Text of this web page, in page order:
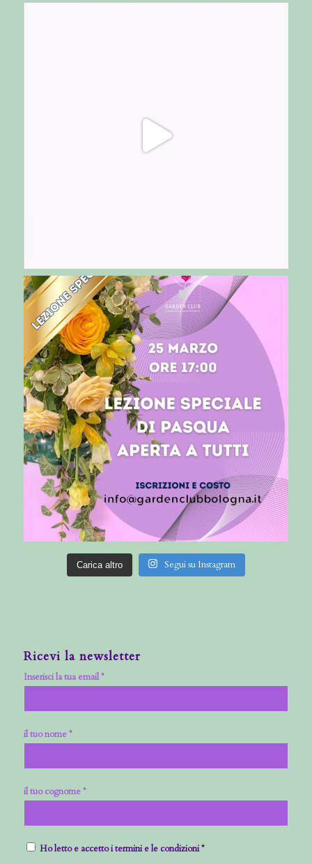
Carica altro Segui su Instagram
Ricevi la newsletter
Inserisci la tua email *
il tuo nome *
il tuo cognome *
Ho letto e accetto i termini e le condizioni *